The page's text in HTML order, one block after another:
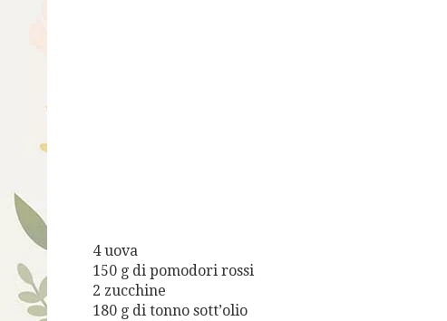
4 uova
150 g di pomodori rossi
2 zucchine
180 g di tonno sott’olio